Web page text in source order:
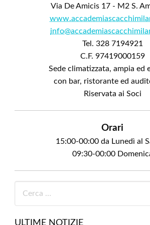
Via De Amicis 17 - M2 S.
Tel. 328 7194921
C.F. 97419000159
Sede climatizzata, ampia ed
con bar, ristorante ed
Riservata ai Soci
Orari
15:00-00:00 da Lunedì al
09:30-00:00
ULTIME NOTIZIE